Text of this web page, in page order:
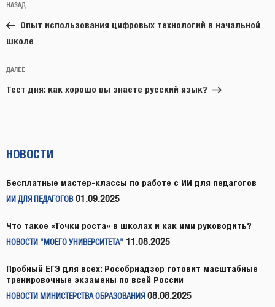
по
записям
Предыдущая
запись:
НАЗАД
Опыт использования цифровых технологий в начальной
школе
Следующая
запись
ДАЛЕЕ
Тест дня: как хорошо вы знаете русский язык?
НОВОСТИ
Бесплатные мастер-классы по работе с ИИ для педагогов
ИИ ДЛЯ ПЕДАГОГОВ 01.09.2025
Что такое «Точки роста» в школах и как ими руководить?
НОВОСТИ "МОЕГО УНИВЕРСИТЕТА" 11.08.2025
Пробный ЕГЭ для всех: Рособрнадзор готовит масштабные
тренировочные экзамены по всей России
НОВОСТИ МИНИСТЕРСТВА ОБРАЗОВАНИЯ 08.08.2025